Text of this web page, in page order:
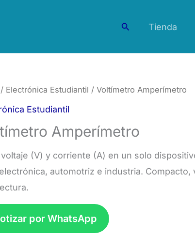
BuscarTienda
/ Electrónica Estudiantil / Voltímetro Amperímetro
Estudiantil
Amperímetro
(V) y corriente (A) en un solo
automotriz e industria. Compacto,
por WhatsApp